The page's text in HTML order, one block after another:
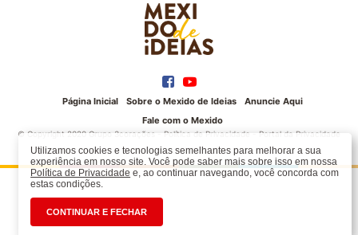
Utilizamos cookies e tecnologias semelhantes para melhorar a sua
experiência em nosso site. Você pode saber mais sobre isso em nossa
Política de Privacidade e, ao continuar navegando, você concorda com
estas condições.
CONTINUAR E FECHAR
Página Inicial Sobre o Mexido de Ideias
Anuncie Aqui
Fale com o Mexido
© Copyright 2020 Grupo 3corações - Política de Privacidade Portal da Privacidade